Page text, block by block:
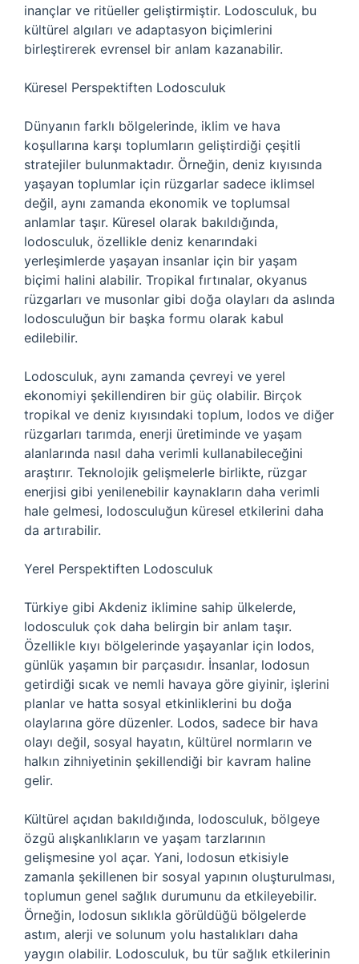
inançlar ve ritüeller geliştirmiştir. Lodosculuk, bu
kültürel algıları ve adaptasyon biçimlerini
birleştirerek evrensel bir anlam kazanabilir.
Küresel Perspektiften Lodosculuk
Dünyanın farklı bölgelerinde, iklim ve hava
koşullarına karşı toplumların geliştirdiği çeşitli
stratejiler bulunmaktadır. Örneğin, deniz kıyısında
yaşayan toplumlar için rüzgarlar sadece iklimsel
değil, aynı zamanda ekonomik ve toplumsal
anlamlar taşır. Küresel olarak bakıldığında,
lodosculuk, özellikle deniz kenarındaki
yerleşimlerde yaşayan insanlar için bir yaşam
biçimi halini alabilir. Tropikal fırtınalar, okyanus
rüzgarları ve musonlar gibi doğa olayları da aslında
lodosculuğun bir başka formu olarak kabul
edilebilir.
Lodosculuk, aynı zamanda çevreyi ve yerel
ekonomiyi şekillendiren bir güç olabilir. Birçok
tropikal ve deniz kıyısındaki toplum, lodos ve diğer
rüzgarları tarımda, enerji üretiminde ve yaşam
alanlarında nasıl daha verimli kullanabileceğini
araştırır. Teknolojik gelişmelerle birlikte, rüzgar
enerjisi gibi yenilenebilir kaynakların daha verimli
hale gelmesi, lodosculuğun küresel etkilerini daha
da artırabilir.
Yerel Perspektiften Lodosculuk
Türkiye gibi Akdeniz iklimine sahip ülkelerde,
lodosculuk çok daha belirgin bir anlam taşır.
Özellikle kıyı bölgelerinde yaşayanlar için lodos,
günlük yaşamın bir parçasıdır. İnsanlar, lodosun
getirdiği sıcak ve nemli havaya göre giyinir, işlerini
planlar ve hatta sosyal etkinliklerini bu doğa
olaylarına göre düzenler. Lodos, sadece bir hava
olayı değil, sosyal hayatın, kültürel normların ve
halkın zihniyetinin şekillendiği bir kavram haline
gelir.
Kültürel açıdan bakıldığında, lodosculuk, bölgeye
özgü alışkanlıkların ve yaşam tarzlarının
gelişmesine yol açar. Yani, lodosun etkisiyle
zamanla şekillenen bir sosyal yapının oluşturulması,
toplumun genel sağlık durumunu da etkileyebilir.
Örneğin, lodosun sıklıkla görüldüğü bölgelerde
astım, alerji ve solunum yolu hastalıkları daha
yaygın olabilir. Lodosculuk, bu tür sağlık etkilerinin